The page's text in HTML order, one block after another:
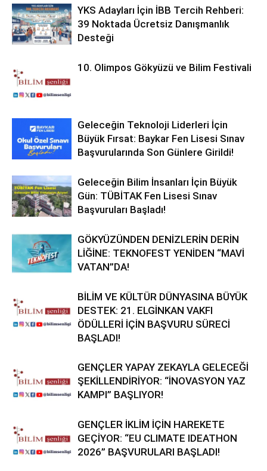
YKS Adayları İçin İBB Tercih Rehberi:
39 Noktada Ücretsiz Danışmanlık
Desteği
10. Olimpos Gökyüzü ve Bilim Festivali
Geleceğin Teknoloji Liderleri İçin
Büyük Fırsat: Baykar Fen Lisesi Sınav
Başvurularında Son Günlere Girildi!
Geleceğin Bilim İnsanları İçin Büyük
Gün: TÜBİTAK Fen Lisesi Sınav
Başvuruları Başladı!
GÖKYÜZÜNDEN DENİZLERİN DERİN
LİĞİNE: TEKNOFEST YENİDEN “MAVİ
VATAN”DA!
BİLİM VE KÜLTÜR DÜNYASINA BÜYÜK
DESTEK: 21. ELGİNKAN VAKFI
ÖDÜLLERİ İÇİN BAŞVURU SÜRECİ
BAŞLADI!
GENÇLER YAPAY ZEKAYLA GELECEĞİ
ŞEKİLLENDİRİYOR: “İNOVASYON YAZ
KAMPI” BAŞLIYOR!
GENÇLER İKLİM İÇİN HAREKETE
GEÇİYOR: “EU CLIMATE IDEATHON
2026” BAŞVURULARI BAŞLADI!